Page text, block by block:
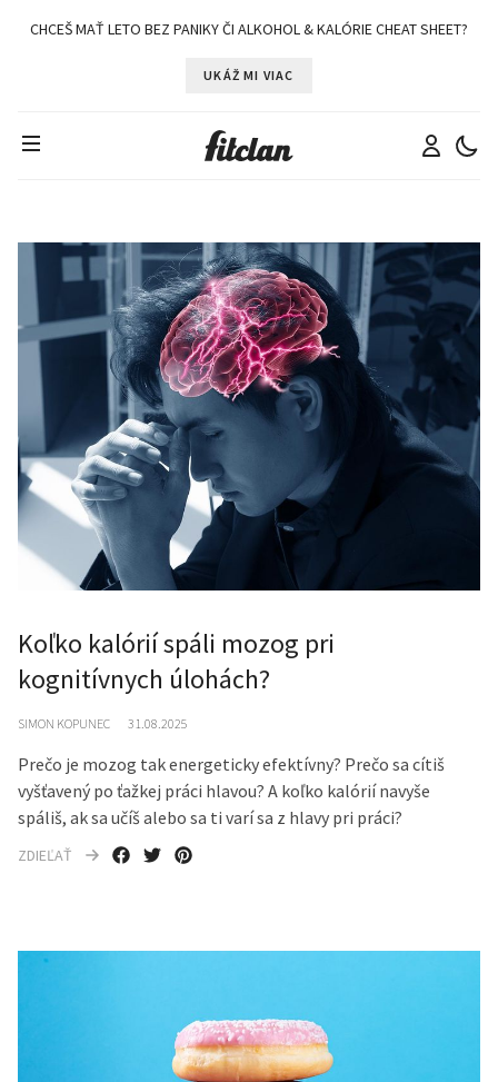
CHCEŠ MAŤ LETO BEZ PANIKY ČI ALKOHOL & KALÓRIE CHEAT SHEET?
UKÁŽ MI VIAC
Koľko kalórií spáli mozog pri
kognitívnych úlohách?
SIMON KOPUNEC 31.08.2025
Prečo je mozog tak energeticky efektívny? Prečo sa cítiš
vyšťavený po ťažkej práci hlavou? A koľko kalórií navyše
spáliš, ak sa učíš alebo sa ti varí sa z hlavy pri práci?
ZDIEĽAŤ